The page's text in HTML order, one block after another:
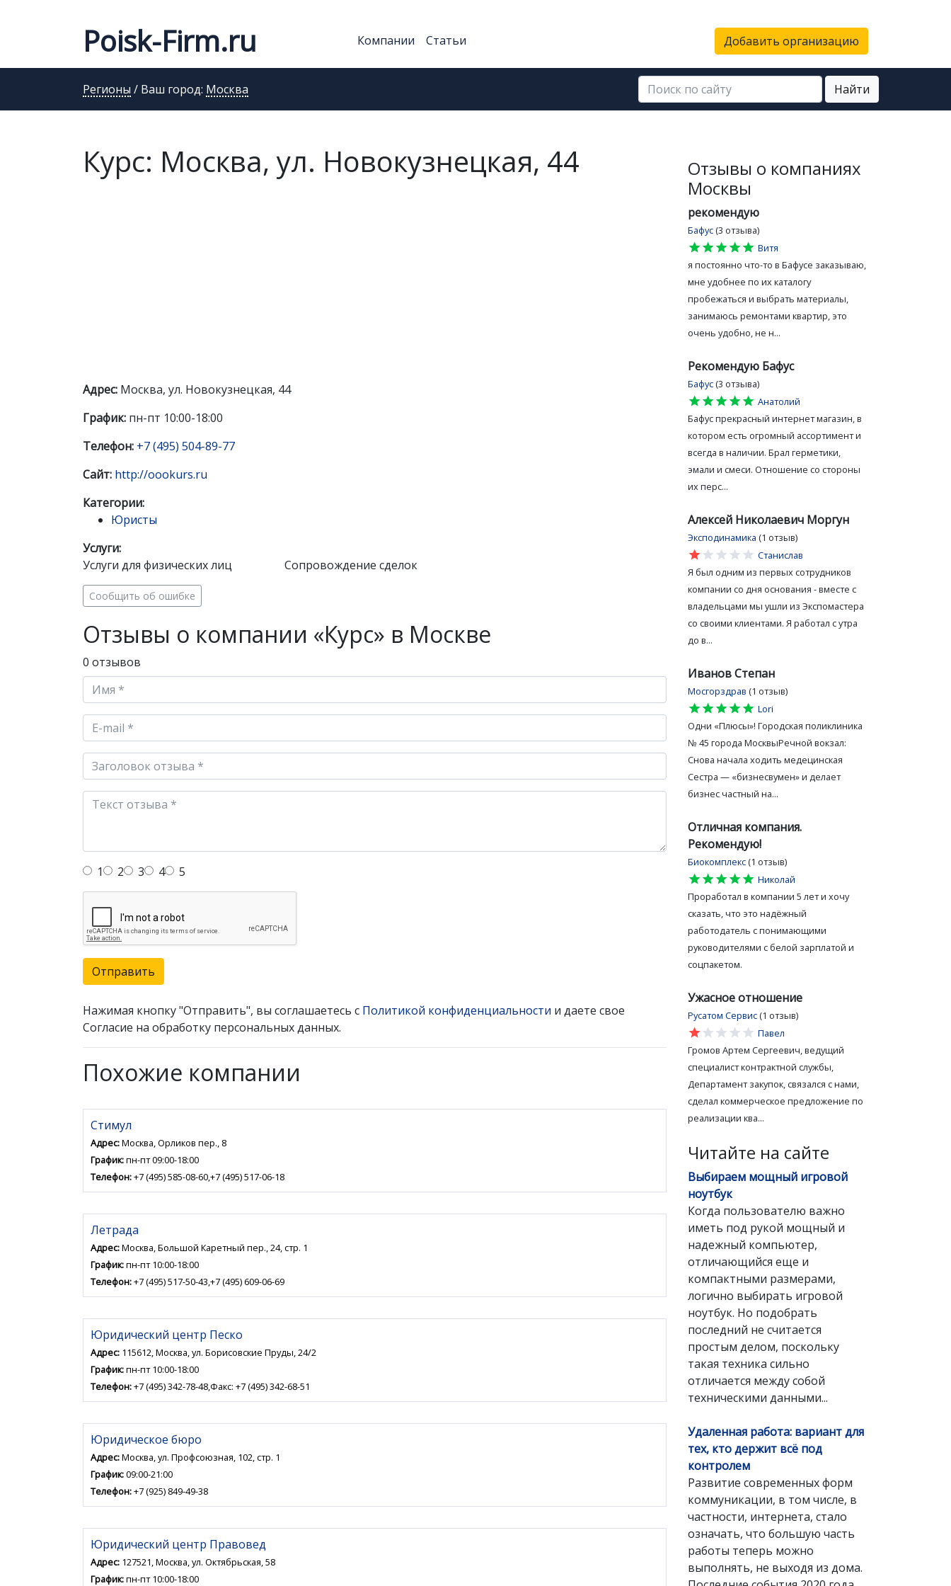
Poisk-Firm.ru Компании Статьи Добавить организацию
Регионы / Ваш город: Москва Найти
Курс: Москва, ул. Новокузнецкая, 44
Адрес: Москва, ул. Новокузнецкая, 44
График: пн-пт 10:00-18:00
Телефон: +7 (495) 504-89-77
Сайт: http://oookurs.ru
Категории:
Юристы
Услуги:
Услуги для физических лиц
Сопровождение сделок
Сообщить об ошибке
Отзывы о компании «Курс» в Москве
0 отзывов
1 2 3 4 5
Отправить
Нажимая кнопку "Отправить", вы соглашаетесь с Политикой конфиденциальности и даете свое
Согласие на обработку персональных данных.
Похожие компании
Стимул
Адрес:Москва, Орликов пер., 8
График:пн-пт 09:00-18:00
Телефон:+7 (495) 585-08-60,+7 (495) 517-06-18
Летрада
Адрес:Москва, Большой Каретный пер., 24, стр. 1
График:пн-пт 10:00-18:00
Телефон:+7 (495) 517-50-43,+7 (495) 609-06-69
Юридический центр Песко
Адрес: 115612, Москва, ул. Борисовские Пруды, 24/2
График:пн-пт 10:00-18:00
Телефон:+7 (495) 342-78-48,Факс: +7 (495) 342-68-51
Юридическое бюро
Адрес:Москва, ул. Профсоюзная, 102, стр. 1
График:09:00-21:00
Телефон:+7 (925) 849-49-38
Юридический центр Правовед
Адрес: 127521, Москва, ул. Октябрьская, 58
График:пн-пт 10:00-18:00
Отзывы о компаниях
Москвы
рекомендую
Бафус (3 отзыва)
star
star
star
star
star
Витя
я постоянно что-то в Бафусе заказываю,
мне удобнее по их каталогу
пробежаться и выбрать материалы,
занимаюсь ремонтами квартир, это
очень удобно, не н...
Рекомендую Бафус
Бафус (3 отзыва)
star
star
star
star
star
Анатолий
Бафус прекрасный интернет магазин, в
котором есть огромный ассортимент и
всегда в наличии. Брал герметики,
эмали и смеси. Отношение со стороны
их перс...
Алексей Николаевич Моргун
Эксподинамика (1 отзыв)
star
star
star
star
star
Станислав
Я был одним из первых сотрудников
компании со дня основания - вместе с
владельцами мы ушли из Экспомастера
со своими клиентами. Я работал с утра
до в...
Иванов Степан
Мосгорздрав (1 отзыв)
star
star
star
star
star
Lori
Одни «Плюсы»! Городская поликлиника
№ 45 города МосквыРечной вокзал:
Снова начала ходить медецинская
Сестра — «бизнесвумен» и делает
бизнес частный на...
Отличная компания.
Рекомендую!
Биокомплекс (1 отзыв)
star
star
star
star
star
Николай
Проработал в компании 5 лет и хочу
сказать, что это надёжный
работодатель с понимающими
руководителями с белой зарплатой и
соцпакетом.
Ужасное отношение
Русатом Сервис (1 отзыв)
star
star
star
star
star
Павел
Громов Артем Сергеевич, ведущий
специалист контрактной службы,
Департамент закупок, связался с нами,
сделал коммерческое предложение по
реализации ква...
Читайте на сайте
Выбираем мощный игровой
ноутбук
Когда пользователю важно
иметь под рукой мощный и
надежный компьютер,
отличающийся еще и
компактными размерами,
логично выбирать игровой
ноутбук. Но подобрать
последний не считается
простым делом, поскольку
такая техника сильно
отличается между собой
техническими данными...
Удаленная работа: вариант для
тех, кто держит всё под
контролем
Развитие современных форм
коммуникации, в том числе, в
частности, интернета, стало
означать, что большую часть
работы теперь можно
выполнять, не выходя из дома.